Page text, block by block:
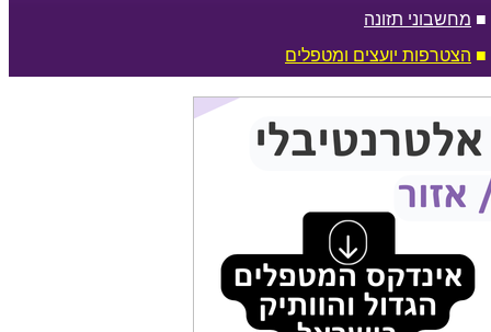
■ מחשבוני תזונה
■ הצטרפות יועצים ומטפלים